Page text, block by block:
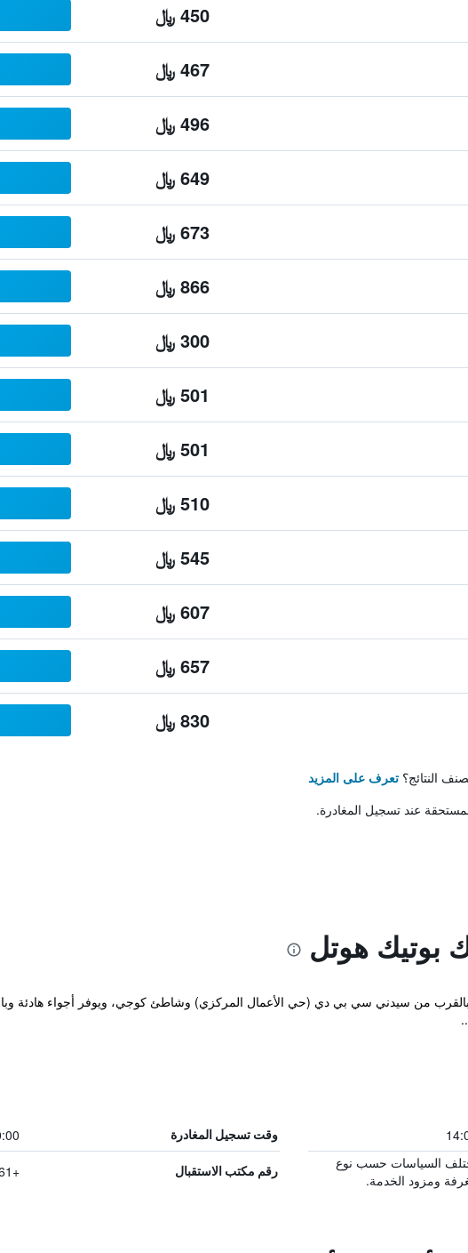
450 ﷼
467 ﷼
496 ﷼
649 ﷼
673 ﷼
866 ﷼
300 ﷼
501 ﷼
501 ﷼
510 ﷼
545 ﷼
607 ﷼
657 ﷼
830 ﷼
النتائج؟ تعرف على المزيد
عند تسجيل المغادرة.
بوتيك هوتل
المصنف 4 نجوم في راندويك بالقرب من سيدني سي بي دي (حي الأعمال المركزي) وشاطئ كوجي، ويوفر أجواء
وقت تسجيل المغادرة
السياسات حسب نوع
ومزود الخدمة.
رقم مكتب الاستقبال +61 293 999 388